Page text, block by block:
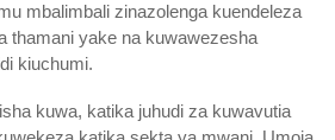
mbalimbali zinazolenga kuendeleza
thamani yake na kuwawezesha
kiuchumi.
kuwa, katika juhudi za kuwavutia